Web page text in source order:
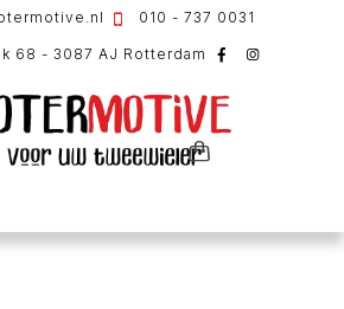
010 - 737 0031
68 - 3087 AJ Rotterdam